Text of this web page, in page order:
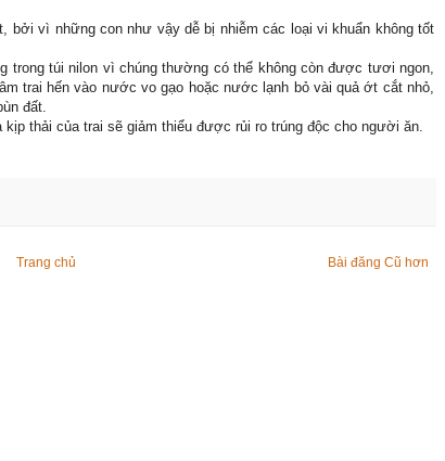
bởi vì những con như vậy dễ bị nhiễm các loại vi khuẩn không tốt
trong túi nilon vì chúng thường có thể không còn được tươi ngon,
trai hến vào nước vo gạo hoặc nước lạnh bỏ vài quả ớt cắt nhỏ,
đất.
thải của trai sẽ giảm thiểu được rủi ro trúng độc cho người ăn.
Bài đăng Cũ hơn
Trang chủ